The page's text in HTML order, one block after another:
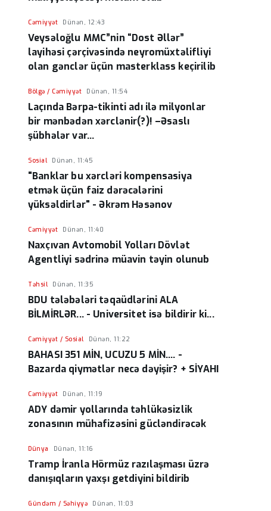
Cəmiyyət Dünən, 12:43
Veysəloğlu MMC”nin “Dost Əllər”
layihəsi çərçivəsində neyromüxtəlifliyi
olan gənclər üçün masterklass keçirilib
Bölgə / Cəmiyyət Dünən, 11:54
Laçında Bərpa-tikinti adı ilə milyonlar
bir mənbədən xərclənir(?)! –Əsaslı
şübhələr var...
Sosial Dünən, 11:45
"Banklar bu xərcləri kompensasiya
etmək üçün faiz dərəcələrini
yüksəldirlər" - Əkrəm Həsənov
Cəmiyyət Dünən, 11:40
Naxçıvan Avtomobil Yolları Dövlət
Agentliyi sədrinə müavin təyin olunub
Təhsil Dünən, 11:35
BDU tələbələri təqaüdlərini ALA
BİLMİRLƏR... - Universitet isə bildirir ki...
Cəmiyyət / Sosial Dünən, 11:22
BAHASI 351 MİN, UCUZU 5 MİN.... -
Bazarda qiymətlər necə dəyişir? + SİYAHI
Cəmiyyət Dünən, 11:19
ADY dəmir yollarında təhlükəsizlik
zonasının mühafizəsini gücləndirəcək
Dünya Dünən, 11:16
Tramp İranla Hörmüz razılaşması üzrə
danışıqların yaxşı getdiyini bildirib
Gündəm / Səhiyyə Dünən, 11:03